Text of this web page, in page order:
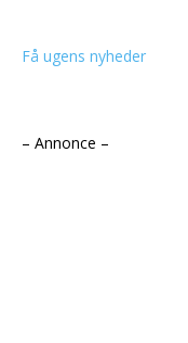
Få ugens nyheder
– Annonce –